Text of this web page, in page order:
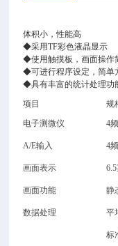
体积小，性能高
◆采用TF彩色液晶显示
◆使用触摸板，画面操作
◆可进行程序设定，简单
◆具有丰富的统计处理功
项目
规
电子测微仪
4
A/E输入 4
画面表示 6.5
画面功能 静
数据处理 平
标